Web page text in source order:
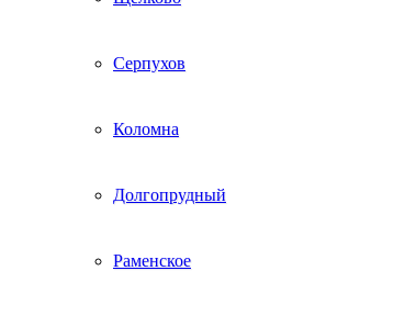
Серпухов
Коломна
Долгопрудный
Раменское